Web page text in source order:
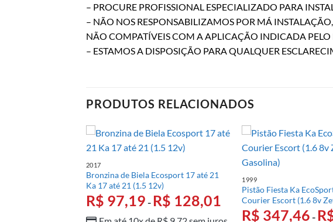
– PROCURE PROFISSIONAL ESPECIALIZADO PARA
– NÃO NOS RESPONSABILIZAMOS POR MÁ
NÃO COMPATÍVEIS COM A APLICAÇÃO INDICADA PELO
– ESTAMOS A DISPOSIÇÃO PARA QUALQUER
PRODUTOS RELACIONADOS
2017
Bronzina de Biela Ecosport 17 até 21
Ka 17 até 21 (1.5 12v)
R$ 97,19 - R$ 128,01
1999
Pistão Fiesta Ka
Courier Escort (1.6 8v
R$ 347,46 -